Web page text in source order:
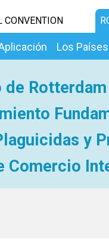
CONVENTION
Los Países
de
y
Comercio